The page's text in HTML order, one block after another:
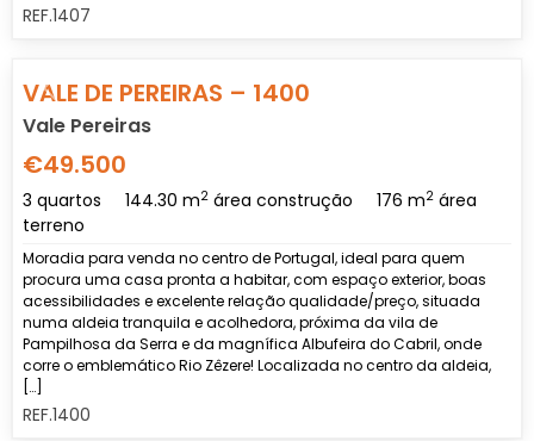
REF.1407
Previous
VALE DE PEREIRAS – 1400
Vale Pereiras
€49.500
3 quartos 144.30 m2 área construção 176 m2 área
terreno
Moradia para venda no centro de Portugal, ideal para quem
procura uma casa pronta a habitar, com espaço exterior, boas
acessibilidades e excelente relação qualidade/preço, situada
numa aldeia tranquila e acolhedora, próxima da vila de
Pampilhosa da Serra e da magnífica Albufeira do Cabril, onde
corre o emblemático Rio Zêzere! Localizada no centro da aldeia,
[…]
REF.1400